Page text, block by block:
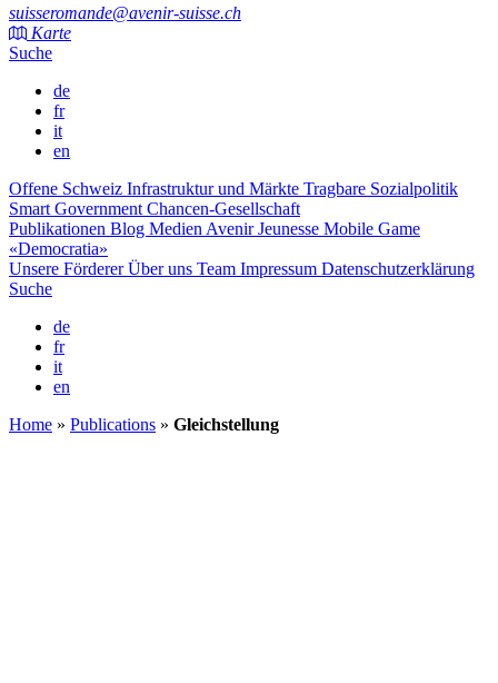
suisseromande@avenir-suisse.ch
Karte
Suche
de
fr
it
en
Offene Schweiz Infrastruktur und Märkte Tragbare Sozialpolitik
Smart Government Chancen-Gesellschaft
Publikationen Blog Medien Avenir Jeunesse Mobile Game
«Democratia»
Unsere FördererÜber uns Team Impressum Datenschutzerklärung
Suche
de
fr
it
en
Home » Publications » Gleichstellung